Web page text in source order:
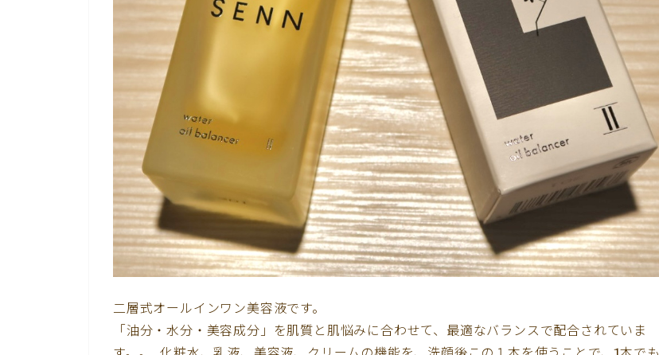
二層式オールインワン美容液です。
「油分・水分・美容成分」を肌質と肌悩みに合わせて、最適なバランスで配合されていま